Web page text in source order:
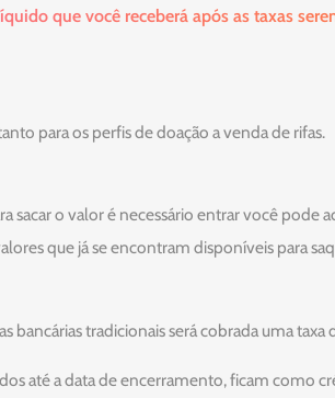
que você receberá após as taxas
para os perfis de doação a venda de rifas.
sacar o valor é necessário entrar você pode
que já se encontram disponíveis para
bancárias tradicionais será cobrada uma
até a data de encerramento, ficam como